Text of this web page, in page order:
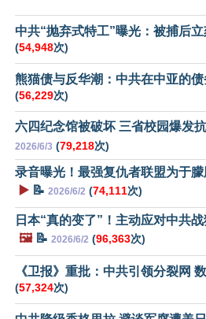
中共“抛弃式特工”曝光：被捕后
(54,948次)
熊猫债与反华潮：中共在中亚的
(56,229次)
六四纪念馆被破坏 三省校园爆发
2026/6/3 (79,218次)
录音曝光！最强复仇者联盟为于
▶️ 📝 2026/6/2 (74,111次)
日本“真的变了”！主动应对中共
🖼️📝 2026/6/2 (96,363次)
《卫报》重批：中共引领分裂网
(57,324次)